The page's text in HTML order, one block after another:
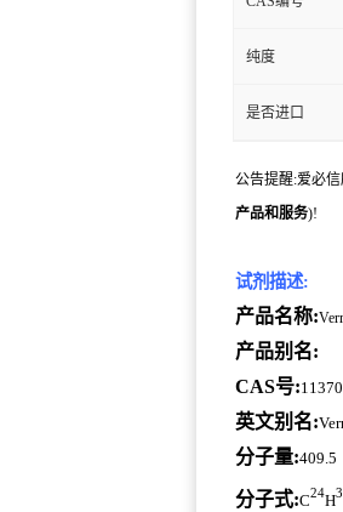
纯度
是否进口
公告提醒:爱必
产品和服务)!
试剂描述:
产品名称:
产品别名:
CAS号:
英文别名:
分子量:409.5
分子式:C24H